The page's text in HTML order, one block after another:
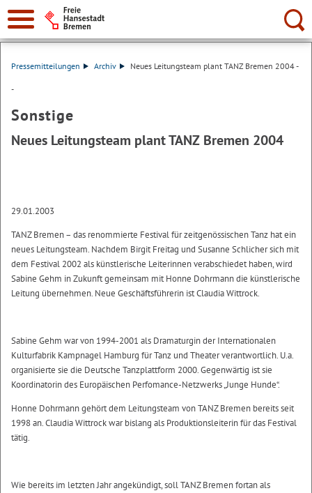
Suche:
Pressemitteilungen Archiv Neues Leitungsteam plant TANZ Bremen 2004 -
-
Sonstige
Neues Leitungsteam plant TANZ Bremen 2004
29.01.2003
TANZ Bremen – das renommierte Festival für zeitgenössischen Tanz hat ein
neues Leitungsteam. Nachdem Birgit Freitag und Susanne Schlicher sich mit
dem Festival 2002 als künstlerische Leiterinnen verabschiedet haben, wird
Sabine Gehm in Zukunft gemeinsam mit Honne Dohrmann die künstlerische
Leitung übernehmen. Neue Geschäftsführerin ist Claudia Wittrock.
Sabine Gehm war von 1994-2001 als Dramaturgin der Internationalen
Kulturfabrik Kampnagel Hamburg für Tanz und Theater verantwortlich. U.a.
organisierte sie die Deutsche Tanzplattform 2000. Gegenwärtig ist sie
Koordinatorin des Europäischen Perfomance-Netzwerks „Junge Hunde“.
Honne Dohrmann gehört dem Leitungsteam von TANZ Bremen bereits seit
1998 an. Claudia Wittrock war bislang als Produktionsleiterin für das Festival
tätig.
Wie bereits im letzten Jahr angekündigt, soll TANZ Bremen fortan als